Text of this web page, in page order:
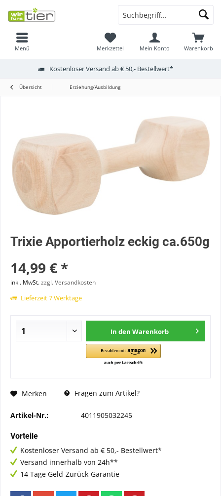
Menü Warenkorb
Merkzettel Mein Konto
Kostenloser Versand ab € 50,- Bestellwert*
Übersicht Erziehung/Ausbildung
Trixie Apportierholz eckig ca.650g
14,99 € *
inkl. MwSt.zzgl. Versandkosten
Lieferzeit 7 Werktage
In den Warenkorb
Merken Fragen zum Artikel?
Artikel-Nr.: 4011905032245
Vorteile
Kostenloser Versand ab € 50,- Bestellwert*
Versand innerhalb von 24h**
14 Tage Geld-Zurück-Garantie